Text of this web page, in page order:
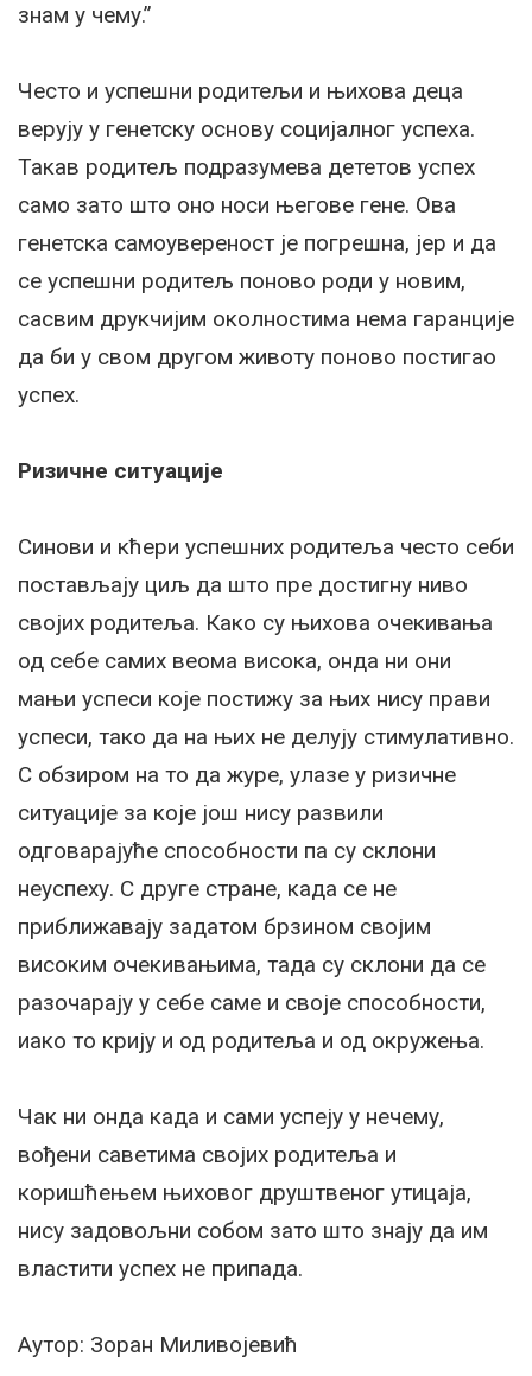
знам у чему.”
Често и успешни родитељи и њихова деца
верују у генетску основу социјалног успеха.
Такав родитељ подразумева дететов успех
само зато што оно носи његове гене. Ова
генетска самоувереност је погрешна, јер и да
се успешни родитељ поново роди у новим,
сасвим друкчијим околностима нема гаранције
да би у свом другом животу поново постигао
успех.
Ризичне ситуације
Синови и кћери успешних родитеља често себи
постављају циљ да што пре достигну ниво
својих родитеља. Како су њихова очекивања
од себе самих веома висока, онда ни они
мањи успеси које постижу за њих нису прави
успеси, тако да на њих не делују стимулативно.
С обзиром на то да журе, улазе у ризичне
ситуације за које још нису развили
одговарајуће способности па су склони
неуспеху. С друге стране, када се не
приближавају задатом брзином својим
високим очекивањима, тада су склони да се
разочарају у себе саме и своје способности,
иако то крију и од родитеља и од окружења.
Чак ни онда када и сами успеју у нечему,
вођени саветима својих родитеља и
коришћењем њиховог друштвеног утицаја,
нису задовољни собом зато што знају да им
властити успех не припада.
Аутор: Зоран Миливојевић